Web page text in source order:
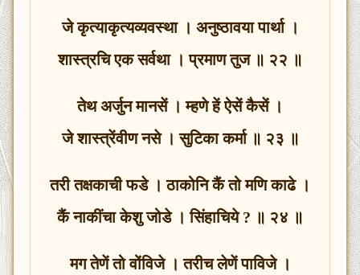
जे कृत्याकृत्यव्यवस्था । अनुष्ठावया पार्था ।
शास्त्रचि एक सर्वथा । प्रमाण तुज ॥ २२ ॥
तेथ अर्जुन मानसें । म्हणे हें ऐसें कैसें ।
जे शास्त्रेंवीण नसे । सुटिका कर्मा ॥ २३ ॥
तरी तक्षकाची फडे । ठाकोनि कैं तो मणि काढे ।
कैं नाकींचा केशु जोडे । सिंहाचिये ? ॥ २४ ॥
मग तेणें तो वोंविजे । तरीच लेणें पाविजे ।